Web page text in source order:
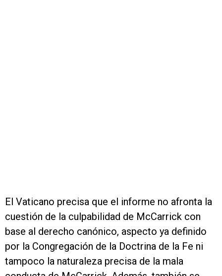
El Vaticano precisa que el informe no afronta la
cuestión de la culpabilidad de McCarrick con
base al derecho canónico, aspecto ya definido
por la Congregación de la Doctrina de la Fe ni
tampoco la naturaleza precisa de la mala